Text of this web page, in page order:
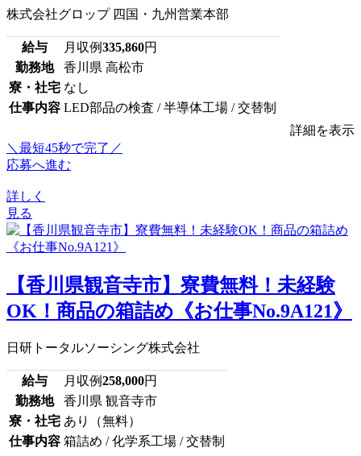
株式会社グロップ 四国・九州営業本部
給与 月収例335,860円
勤務地
香川県 高松市
寮・社宅 なし
仕事内容 LED部品の検査 / 半導体工場 / 交替制
詳細を表示
＼最短45秒で完了／
応募へ進む
詳しく
見る
【香川県観音寺市】寮費無料！未経験
OK！商品の箱詰め《お仕事No.9A121》
日研トータルソーシング株式会社
給与 月収例258,000円
勤務地
香川県 観音寺市
寮・社宅 あり（無料）
仕事内容 箱詰め / 化学系工場 / 交替制